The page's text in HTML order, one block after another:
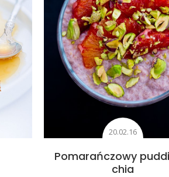
20.02.16
Pomarańczowy
chia